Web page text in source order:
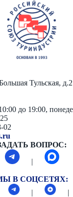
Тульская, д.2
до 19:00,
02
ВОПРОС:
|
В СОЦСЕТЯХ:
|